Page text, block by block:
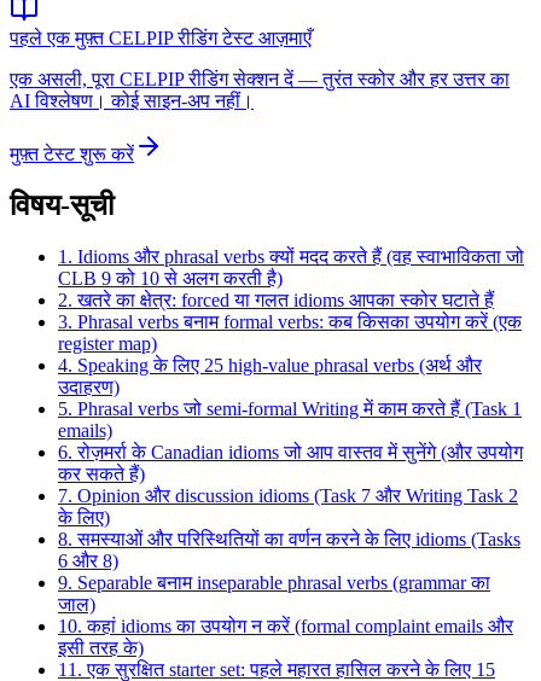
पहले एक मुफ़्त CELPIP रीडिंग टेस्ट आज़माएँ
एक असली, पूरा CELPIP रीडिंग सेक्शन दें — तुरंत स्कोर और हर उत्तर का
AI विश्लेषण। कोई साइन-अप नहीं।
मुफ़्त टेस्ट शुरू करें
विषय-सूची
1. Idioms और phrasal verbs क्यों मदद करते हैं (वह स्वाभाविकता जो
CLB 9 को 10 से अलग करती है)
2. खतरे का क्षेत्र: forced या गलत idioms आपका स्कोर घटाते हैं
3. Phrasal verbs बनाम formal verbs: कब किसका उपयोग करें (एक
register map)
4. Speaking के लिए 25 high-value phrasal verbs (अर्थ और
उदाहरण)
5. Phrasal verbs जो semi-formal Writing में काम करते हैं (Task 1
emails)
6. रोज़मर्रा के Canadian idioms जो आप वास्तव में सुनेंगे (और उपयोग
कर सकते हैं)
7. Opinion और discussion idioms (Task 7 और Writing Task 2
के लिए)
8. समस्याओं और परिस्थितियों का वर्णन करने के लिए idioms (Tasks
6 और 8)
9. Separable बनाम inseparable phrasal verbs (grammar का
जाल)
10. कहां idioms का उपयोग न करें (formal complaint emails और
इसी तरह के)
11. एक सुरक्षित starter set: पहले महारत हासिल करने के लिए 15